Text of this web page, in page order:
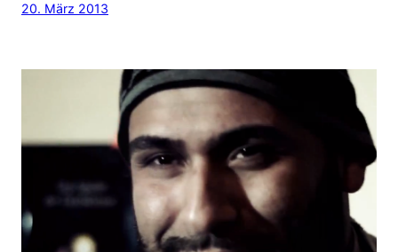
20. März 2013